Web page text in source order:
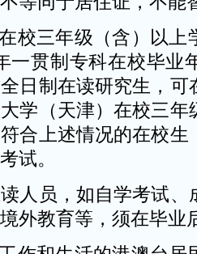
校三年级（含）以上
一贯制专科在校毕业
日制在读研究生，可
学（天津）在校三年
合上述情况的在校生
试。
人员，如自学考试、
外教育等，须在毕业